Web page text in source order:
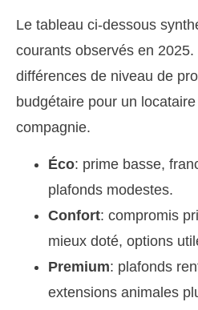
Le tableau ci-dessous
courants observés en
différences de niveau de
budgétaire pour un
compagnie.
Éco: prime basse,
plafonds modestes.
Confort: compromis
mieux doté, options
Premium: plafonds
extensions animales